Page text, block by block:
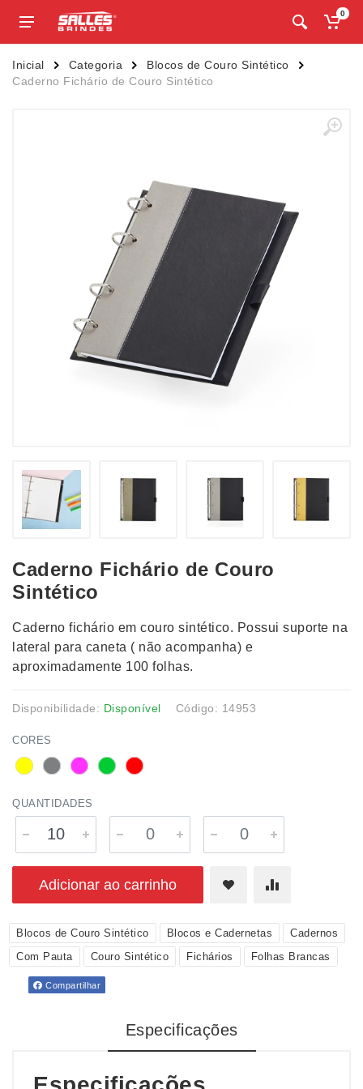
0
Inicial Categoria
Blocos de Couro Sintético
Caderno Fichário de Couro Sintético
Caderno Fichário de Couro
Sintético
Caderno fichário em couro sintético. Possui suporte na
lateral para caneta ( não acompanha) e
aproximadamente 100 folhas.
Disponibilidade: Disponível Código: 14953
CORES
QUANTIDADES
Adicionar ao carrinho
Blocos de Couro Sintético Blocos e Cadernetas
Cadernos
Com Pauta
Couro Sintético Fichários Folhas Brancas
Compartilhar
Especificações